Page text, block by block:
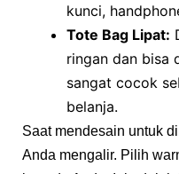
kunci,
Tote Bag Lipat:
ringan dan bisa
sangat cocok
belanja.
Saat mendesain untuk
Anda mengalir. Pilih